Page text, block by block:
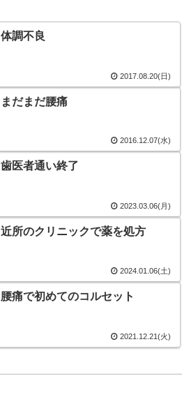
体調不良
2017.08.20(日)
まだまだ腰痛
2016.12.07(水)
歯医者通い終了
2023.03.06(月)
近所のクリニックで薬を処方
2024.01.06(土)
腰痛で初めてのコルセット
2021.12.21(火)